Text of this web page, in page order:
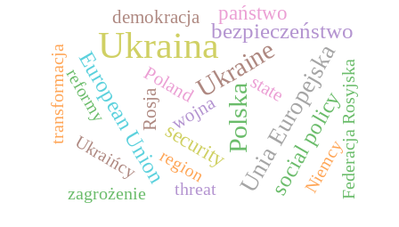
Ukraina
Polska
UkraineUnia Europejska
social policy
European Union
bezpieczeństwo
państwo
security
state
Poland
Rosja
demokracja
wojna Federacja Rosyjska
region
reformy
zagrożenie threat
Ukraińcy
transformacja
Niemcy